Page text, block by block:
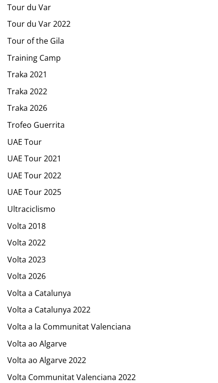
Tour du Var
Tour du Var 2022
Tour of the Gila
Training Camp
Traka 2021
Traka 2022
Traka 2026
Trofeo Guerrita
UAE Tour
UAE Tour 2021
UAE Tour 2022
UAE Tour 2025
Ultraciclismo
Volta 2018
Volta 2022
Volta 2023
Volta 2026
Volta a Catalunya
Volta a Catalunya 2022
Volta a la Communitat Valenciana
Volta ao Algarve
Volta ao Algarve 2022
Volta Communitat Valenciana 2022